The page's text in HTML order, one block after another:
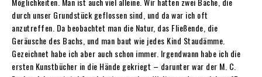
durch unser Grundstück geflossen sind, und da war ich oft
anzutreffen. Da beobachtet man die Natur, das Fließende, die
Geräusche des Bachs, und man baut wie jedes Kind Staudämme.
Gezeichnet habe ich aber auch schon immer. Irgendwann habe ich die
ersten Kunstbücher in die Hände gekriegt – darunter war der M. C.